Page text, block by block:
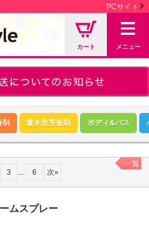
PCサイト
カート メニュー
剤 置き型芳香剤 ボディ&バス
ムスプレー
一覧
3 6 次»